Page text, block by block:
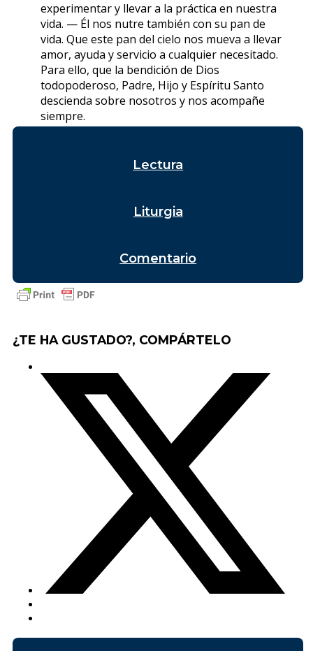
experimentar y llevar a la práctica en nuestra
vida. — Él nos nutre también con su pan de
vida. Que este pan del cielo nos mueva a llevar
amor, ayuda y servicio a cualquier necesitado.
Para ello, que la bendición de Dios
todopoderoso, Padre, Hijo y Espíritu Santo
descienda sobre nosotros y nos acompañe
siempre.
Lectura
Liturgia
Comentario
¿TE HA GUSTADO?, COMPÁRTELO